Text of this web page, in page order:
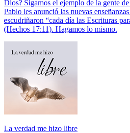
Dios? Sigamos el ejemplo de la gente
Pablo les anunció las nuevas
escudriñaron “cada día las Escrituras
(Hechos 17:11). Hagamos lo mismo.
La verdad me hizo libre